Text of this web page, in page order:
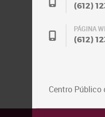
(612)
PÁGINA
(612)
Centro Público